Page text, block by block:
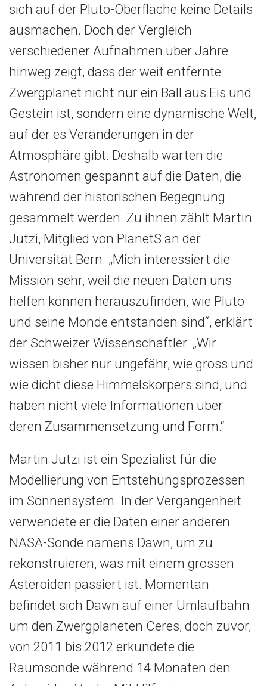
sich auf der Pluto-Oberfläche keine Details
ausmachen. Doch der Vergleich
verschiedener Aufnahmen über Jahre
hinweg zeigt, dass der weit entfernte
Zwergplanet nicht nur ein Ball aus Eis und
Gestein ist, sondern eine dynamische Welt,
auf der es Veränderungen in der
Atmosphäre gibt. Deshalb warten die
Astronomen gespannt auf die Daten, die
während der historischen Begegnung
gesammelt werden. Zu ihnen zählt Martin
Jutzi, Mitglied von PlanetS an der
Universität Bern. „Mich interessiert die
Mission sehr, weil die neuen Daten uns
helfen können herauszufinden, wie Pluto
und seine Monde entstanden sind“, erklärt
der Schweizer Wissenschaftler. „Wir
wissen bisher nur ungefähr, wie gross und
wie dicht diese Himmelskörpers sind, und
haben nicht viele Informationen über
deren Zusammensetzung und Form.“
Martin Jutzi ist ein Spezialist für die
Modellierung von Entstehungsprozessen
im Sonnensystem. In der Vergangenheit
verwendete er die Daten einer anderen
NASA-Sonde namens Dawn, um zu
rekonstruieren, was mit einem grossen
Asteroiden passiert ist. Momentan
befindet sich Dawn auf einer Umlaufbahn
um den Zwergplaneten Ceres, doch zuvor,
von 2011 bis 2012 erkundete die
Raumsonde während 14 Monaten den